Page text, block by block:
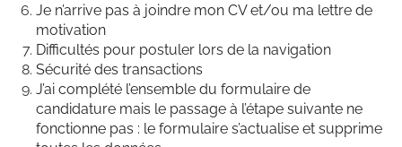
Je n’arrive pas à joindre mon CV et/ou ma lettre de
motivation
Difficultés pour postuler lors de la navigation
Sécurité des transactions
J’ai complété l’ensemble du formulaire de
candidature mais le passage à l’étape suivante ne
fonctionne pas : le formulaire s’actualise et supprime